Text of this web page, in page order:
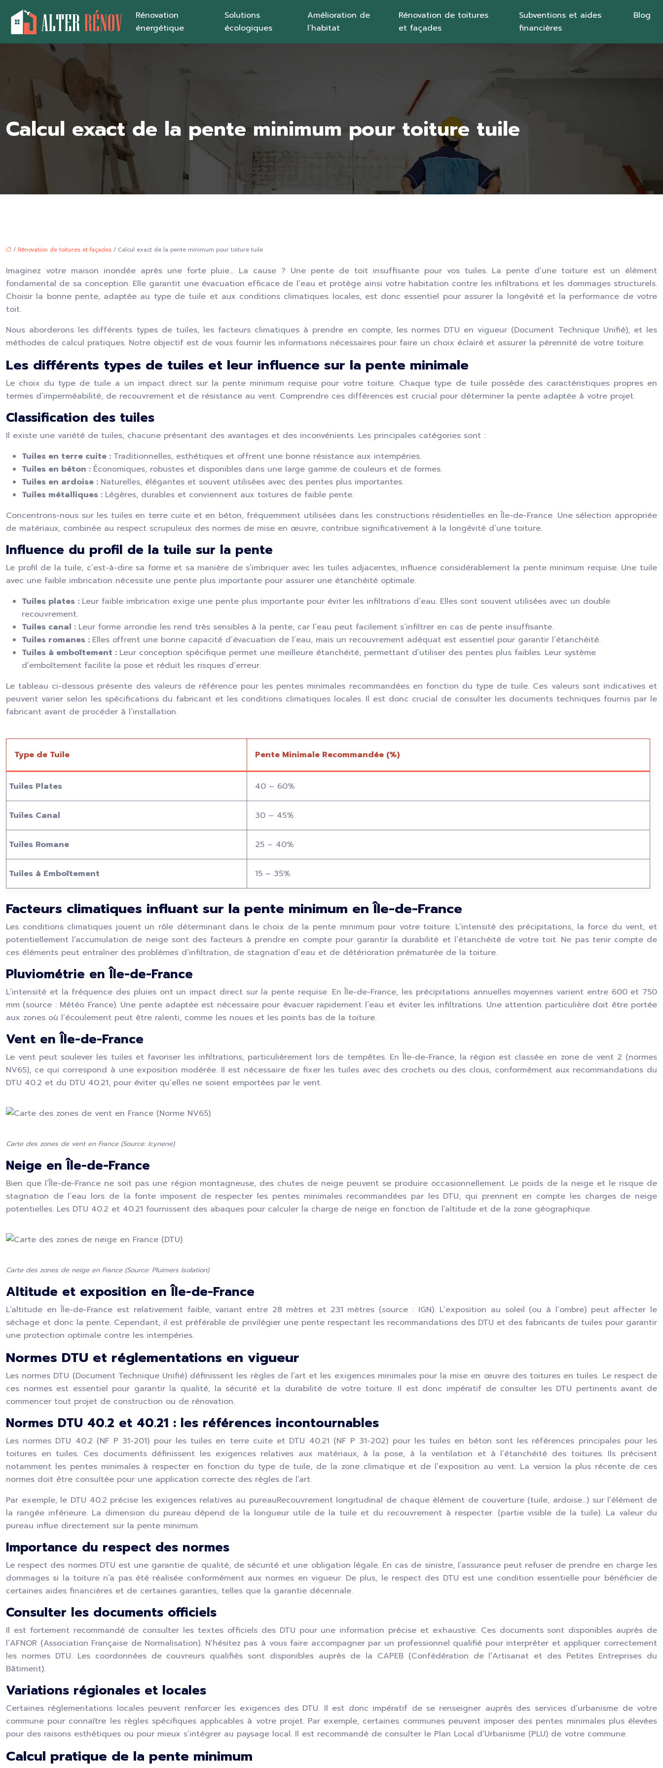
Rénovation
énergétique
Solutions
écologiques
Amélioration de
l’habitat
Rénovation de toitures
et façades
Subventions et aides
financières
Blog
Calcul exact de la pente minimum pour toiture tuile
/ Rénovation de toitures et façades / Calcul exact de la pente minimum pour toiture tuile
Imaginez votre maison inondée après une forte pluie… La cause ? Une pente de toit insuffisante pour vos tuiles. La pente d’une toiture est un élément
fondamental de sa conception. Elle garantit une évacuation efficace de l’eau et protège ainsi votre habitation contre les infiltrations et les dommages structurels.
Choisir la bonne pente, adaptée au type de tuile et aux conditions climatiques locales, est donc essentiel pour assurer la longévité et la performance de votre
toit.
Nous aborderons les différents types de tuiles, les facteurs climatiques à prendre en compte, les normes DTU en vigueur (Document Technique Unifié), et les
méthodes de calcul pratiques. Notre objectif est de vous fournir les informations nécessaires pour faire un choix éclairé et assurer la pérennité de votre toiture.
Les différents types de tuiles et leur influence sur la pente minimale
Le choix du type de tuile a un impact direct sur la pente minimum requise pour votre toiture. Chaque type de tuile possède des caractéristiques propres en
termes d’imperméabilité, de recouvrement et de résistance au vent. Comprendre ces différences est crucial pour déterminer la pente adaptée à votre projet.
Classification des tuiles
Il existe une variété de tuiles, chacune présentant des avantages et des inconvénients. Les principales catégories sont :
Tuiles en terre cuite : Traditionnelles, esthétiques et offrent une bonne résistance aux intempéries.
Tuiles en béton : Économiques, robustes et disponibles dans une large gamme de couleurs et de formes.
Tuiles en ardoise : Naturelles, élégantes et souvent utilisées avec des pentes plus importantes.
Tuiles métalliques : Légères, durables et conviennent aux toitures de faible pente.
Concentrons-nous sur les tuiles en terre cuite et en béton, fréquemment utilisées dans les constructions résidentielles en Île-de-France. Une sélection appropriée
de matériaux, combinée au respect scrupuleux des normes de mise en œuvre, contribue significativement à la longévité d’une toiture.
Influence du profil de la tuile sur la pente
Le profil de la tuile, c’est-à-dire sa forme et sa manière de s’imbriquer avec les tuiles adjacentes, influence considérablement la pente minimum requise. Une tuile
avec une faible imbrication nécessite une pente plus importante pour assurer une étanchéité optimale.
Tuiles plates : Leur faible imbrication exige une pente plus importante pour éviter les infiltrations d’eau. Elles sont souvent utilisées avec un double
recouvrement.
Tuiles canal : Leur forme arrondie les rend très sensibles à la pente, car l’eau peut facilement s’infiltrer en cas de pente insuffisante.
Tuiles romanes : Elles offrent une bonne capacité d’évacuation de l’eau, mais un recouvrement adéquat est essentiel pour garantir l’étanchéité.
Tuiles à emboîtement : Leur conception spécifique permet une meilleure étanchéité, permettant d’utiliser des pentes plus faibles. Leur système
d’emboîtement facilite la pose et réduit les risques d’erreur.
Le tableau ci-dessous présente des valeurs de référence pour les pentes minimales recommandées en fonction du type de tuile. Ces valeurs sont indicatives et
peuvent varier selon les spécifications du fabricant et les conditions climatiques locales. Il est donc crucial de consulter les documents techniques fournis par le
fabricant avant de procéder à l’installation.
Type de Tuile Pente Minimale Recommandée (%)
Tuiles Plates 40 – 60%
Tuiles Canal 30 – 45%
Tuiles Romane 25 – 40%
Tuiles à Emboîtement 15 – 35%
Facteurs climatiques influant sur la pente minimum en Île-de-France
Les conditions climatiques jouent un rôle déterminant dans le choix de la pente minimum pour votre toiture. L’intensité des précipitations, la force du vent, et
potentiellement l’accumulation de neige sont des facteurs à prendre en compte pour garantir la durabilité et l’étanchéité de votre toit. Ne pas tenir compte de
ces éléments peut entraîner des problèmes d’infiltration, de stagnation d’eau et de détérioration prématurée de la toiture.
Pluviométrie en Île-de-France
L’intensité et la fréquence des pluies ont un impact direct sur la pente requise. En Île-de-France, les précipitations annuelles moyennes varient entre 600 et 750
mm (source : Météo France). Une pente adaptée est nécessaire pour évacuer rapidement l’eau et éviter les infiltrations. Une attention particulière doit être portée
aux zones où l’écoulement peut être ralenti, comme les noues et les points bas de la toiture.
Vent en Île-de-France
Le vent peut soulever les tuiles et favoriser les infiltrations, particulièrement lors de tempêtes. En Île-de-France, la région est classée en zone de vent 2 (normes
NV65), ce qui correspond à une exposition modérée. Il est nécessaire de fixer les tuiles avec des crochets ou des clous, conformément aux recommandations du
DTU 40.2 et du DTU 40.21, pour éviter qu’elles ne soient emportées par le vent.
Carte des zones de vent en France (Source: Icynene)
Neige en Île-de-France
Bien que l’Île-de-France ne soit pas une région montagneuse, des chutes de neige peuvent se produire occasionnellement. Le poids de la neige et le risque de
stagnation de l’eau lors de la fonte imposent de respecter les pentes minimales recommandées par les DTU, qui prennent en compte les charges de neige
potentielles. Les DTU 40.2 et 40.21 fournissent des abaques pour calculer la charge de neige en fonction de l’altitude et de la zone géographique.
Carte des zones de neige en France (Source: Pluimers Isolation)
Altitude et exposition en Île-de-France
L’altitude en Île-de-France est relativement faible, variant entre 28 mètres et 231 mètres (source : IGN). L’exposition au soleil (ou à l’ombre) peut affecter le
séchage et donc la pente. Cependant, il est préférable de privilégier une pente respectant les recommandations des DTU et des fabricants de tuiles pour garantir
une protection optimale contre les intempéries.
Normes DTU et réglementations en vigueur
Les normes DTU (Document Technique Unifié) définissent les règles de l’art et les exigences minimales pour la mise en œuvre des toitures en tuiles. Le respect de
ces normes est essentiel pour garantir la qualité, la sécurité et la durabilité de votre toiture. Il est donc impératif de consulter les DTU pertinents avant de
commencer tout projet de construction ou de rénovation.
Normes DTU 40.2 et 40.21 : les références incontournables
Les normes DTU 40.2 (NF P 31-201) pour les tuiles en terre cuite et DTU 40.21 (NF P 31-202) pour les tuiles en béton sont les références principales pour les
toitures en tuiles. Ces documents définissent les exigences relatives aux matériaux, à la pose, à la ventilation et à l’étanchéité des toitures. Ils précisent
notamment les pentes minimales à respecter en fonction du type de tuile, de la zone climatique et de l’exposition au vent. La version la plus récente de ces
normes doit être consultée pour une application correcte des règles de l’art.
Par exemple, le DTU 40.2 précise les exigences relatives au pureauRecouvrement longitudinal de chaque élément de couverture (tuile, ardoise…) sur l’élément de
la rangée inférieure. La dimension du pureau dépend de la longueur utile de la tuile et du recouvrement à respecter. (partie visible de la tuile). La valeur du
pureau influe directement sur la pente minimum.
Importance du respect des normes
Le respect des normes DTU est une garantie de qualité, de sécurité et une obligation légale. En cas de sinistre, l’assurance peut refuser de prendre en charge les
dommages si la toiture n’a pas été réalisée conformément aux normes en vigueur. De plus, le respect des DTU est une condition essentielle pour bénéficier de
certaines aides financières et de certaines garanties, telles que la garantie décennale.
Consulter les documents officiels
Il est fortement recommandé de consulter les textes officiels des DTU pour une information précise et exhaustive. Ces documents sont disponibles auprès de
l’AFNOR (Association Française de Normalisation). N’hésitez pas à vous faire accompagner par un professionnel qualifié pour interpréter et appliquer correctement
les normes DTU. Les coordonnées de couvreurs qualifiés sont disponibles auprès de la CAPEB (Confédération de l’Artisanat et des Petites Entreprises du
Bâtiment).
Variations régionales et locales
Certaines réglementations locales peuvent renforcer les exigences des DTU. Il est donc impératif de se renseigner auprès des services d’urbanisme de votre
commune pour connaître les règles spécifiques applicables à votre projet. Par exemple, certaines communes peuvent imposer des pentes minimales plus élevées
pour des raisons esthétiques ou pour mieux s’intégrer au paysage local. Il est recommandé de consulter le Plan Local d’Urbanisme (PLU) de votre commune.
Calcul pratique de la pente minimum